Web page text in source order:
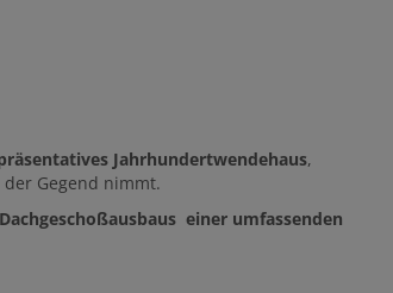
Jahrhundertwendehaus,
Gegend nimmt.
einer umfassenden